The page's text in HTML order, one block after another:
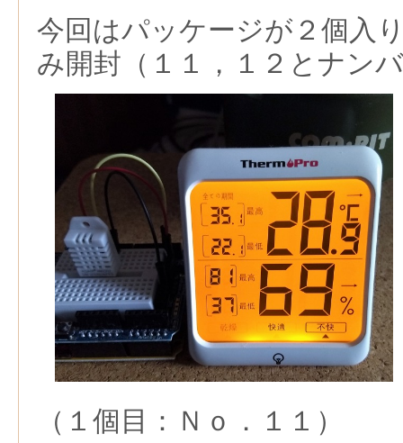
今回はパッケージが２個入
み開封（１１，１２とナン
（１個目：Ｎｏ．１１）